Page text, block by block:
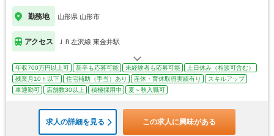
勤務地 山形県 山形市
アクセス ＪＲ左沢線 東金井駅
年収700万円以上可 新卒も応募可能 未経験者も応募可能
土日休み（相談可含む）
残業月10ｈ以下
住宅補助（手当）あり 産休・育休取得実績有り
スキルアップ
車通勤可
店舗数30以上 積極採用中 夏～秋入職可
求人の詳細を見る この求人に興味がある